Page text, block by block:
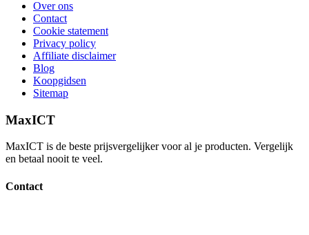
Over ons
Contact
Cookie statement
Privacy policy
Affiliate disclaimer
Blog
Koopgidsen
Sitemap
MaxICT
MaxICT is de beste prijsvergelijker voor al je producten. Vergelijk
en betaal nooit te veel.
Contact